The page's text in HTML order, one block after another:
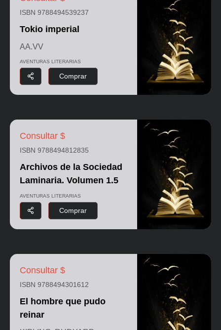
ISBN 9788494539237
Tokio imperial
AA.VV
AVENTURAS LITERARIAS
Comprar
Consultar $
ISBN 9788494812835
Archivos de la Sociedad
Laminaria. Volumen 1.5
AVENTURAS LITERARIAS
Comprar
Consultar $
ISBN 9788494301612
El hombre que pudo
reinar